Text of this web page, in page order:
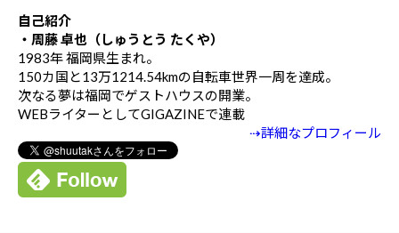
自己紹介
・周藤 卓也（しゅうとう たくや）
1983年 福岡県生まれ。
150カ国と13万1214.54kmの自転車世界一周を達成。
次なる夢は福岡でゲストハウスの開業。
WEBライターとしてGIGAZINEで連載
⇢詳細なプロフィール